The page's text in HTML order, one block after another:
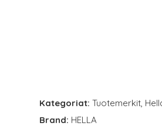
Kategoriat: Tuotemerkit,
Brand: HELLA